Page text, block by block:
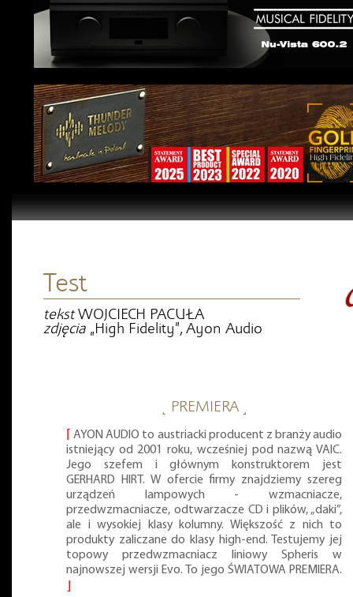
Test
tekstWOJCIECH PACUŁA
zdjęcia „High Fidelity”, Ayon Audio
˻ PREMIERA ˼
⌈AYON AUDIO to austriacki producent z branży audio
istniejący od 2001 roku, wcześniej pod nazwą VAIC.
Jego szefem i głównym konstruktorem jest
GERHARD HIRT. W ofercie firmy znajdziemy szereg
urządzeń lampowych - wzmacniacze,
przedwzmacniacze, odtwarzacze CD i plików, „daki”,
ale i wysokiej klasy kolumny. Większość z nich to
produkty zaliczane do klasy high-end. Testujemy jej
topowy przedwzmacniacz liniowy Spheris w
najnowszej wersji Evo. To jego ŚWIATOWA PREMIERA.